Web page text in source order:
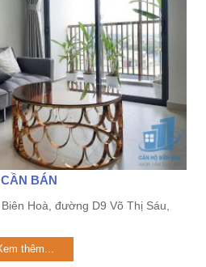
BÁN
Hoà, đường D9 Võ Thị Sáu,
thêm...